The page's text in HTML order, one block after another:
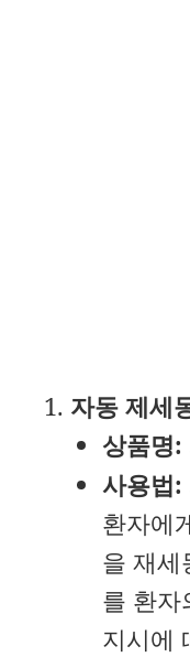
자동 제세
상품명:
사용법:
환자에
을 재세
를 환자
지시에